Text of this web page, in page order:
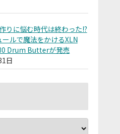
りに悩む時代は終わった!?
ルで魔法をかけるXLN
Drum Butterが発売
日